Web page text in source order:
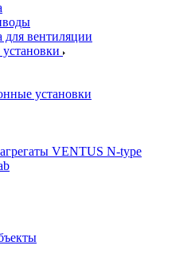
для вентиляции
установки
VENTUS N-type